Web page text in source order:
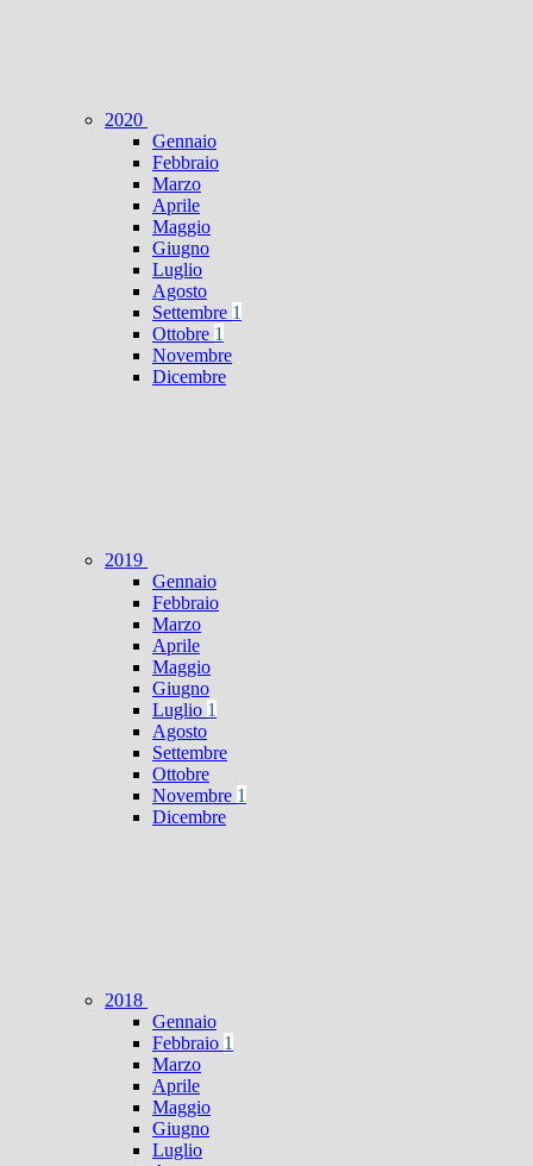
2020
Gennaio
Febbraio
Marzo
Aprile
Maggio
Giugno
Luglio
Agosto
Settembre 1
Ottobre 1
Novembre
Dicembre
2019
Gennaio
Febbraio
Marzo
Aprile
Maggio
Giugno
Luglio 1
Agosto
Settembre
Ottobre
Novembre 1
Dicembre
2018
Gennaio
Febbraio 1
Marzo
Aprile
Maggio
Giugno
Luglio